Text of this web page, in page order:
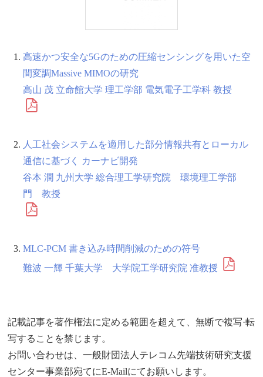
高速かつ安全な5Gのための圧縮センシングを用いた空
間変調Massive MIMOの研究
高山 茂 立命館大学 理工学部 電気電子工学科 教授
人工社会システムを適用した部分情報共有とローカル
通信に基づく カーナビ開発
谷本 潤 九州大学 総合理工学研究院 環境理工学部
門 教授
MLC-PCM 書き込み時間削減のための符号
難波 一輝 千葉大学 大学院工学研究院 准教授
記載記事を著作権法に定める範囲を超えて、無断で複写·転
写することを禁じます。
お問い合わせは、一般財団法人テレコム先端技術研究支援
センター事業部宛てにE-Mailにてお願いします。